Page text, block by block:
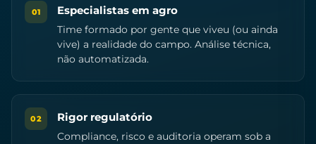
01 Especialistas em agro
Time formado por gente que viveu (ou ainda
vive) a realidade do campo. Análise técnica,
não automatizada.
02 Rigor regulatório
Compliance, risco e auditoria operam sob a